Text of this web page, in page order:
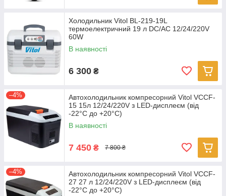
Холодильник Vitol BL-219-19L
термоелектричний 19 л DC/AC 12/24/220V
60W
В наявності
6 300 ₴
–4%
Автохолодильник компресорний Vitol VCCF-
15 15л 12/24/220V з LED-дисплеєм (від
-22°C до +20°C)
В наявності
7 450 ₴ 7 800 ₴
–4%
Автохолодильник компресорний Vitol VCCF-
27 27 л 12/24/220V з LED-дисплеєм (від
-22°C до +20°C)